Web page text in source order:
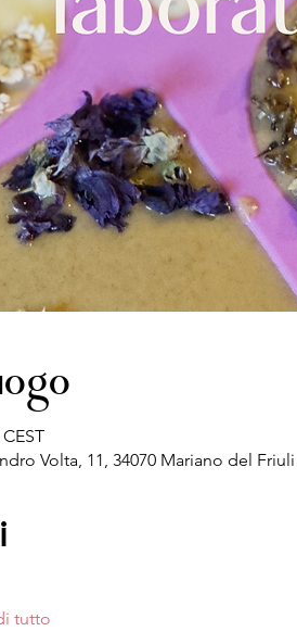
Volta, 11, 34070 Mariano del
tutto